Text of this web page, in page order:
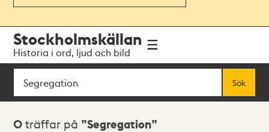
navigationen
huvudinnehållet
Stockholmskällan
Historia i ord, ljud och bild
Sök
Sök
Sökresultat
0 träffar på Segregation